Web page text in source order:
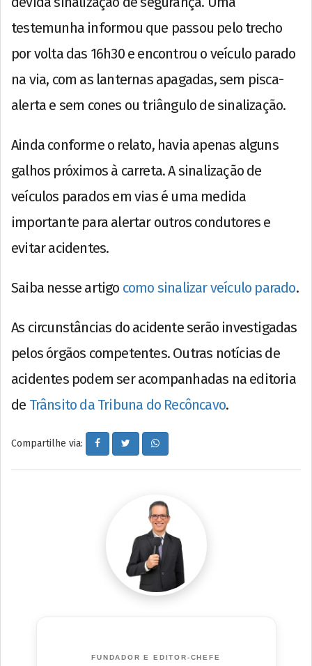
testemunha informou que passou pelo trecho
por volta das 16h30 e encontrou o veículo parado
na via, com as lanternas apagadas, sem pisca-
alerta e sem cones ou triângulo de sinalização.
Ainda conforme o relato, havia apenas alguns
galhos próximos à carreta. A sinalização de
veículos parados em vias é uma medida
importante para alertar outros condutores e
evitar acidentes.
Saiba nesse artigo como sinalizar veículo parado.
As circunstâncias do acidente serão investigadas
pelos órgãos competentes. Outras notícias de
acidentes podem ser acompanhadas na editoria
de Trânsito da Tribuna do Recôncavo.
Compartilhe via:
FUNDADOR E EDITOR-CHEFE